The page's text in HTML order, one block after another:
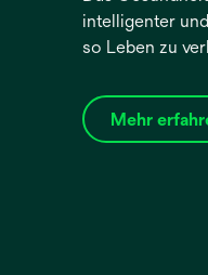
intelligenter
so Leben zu
Mehr